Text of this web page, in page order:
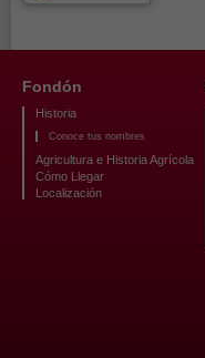
Fondón
Historia
Conoce tus nombres
Agricultura e Historia Agrícola
Cómo Llegar
Localización